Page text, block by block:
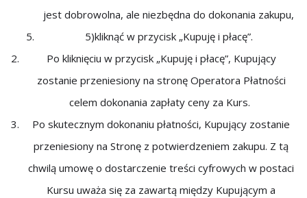
jest dobrowolna, ale niezbędna do dokonania zakupu,
5)kliknąć w przycisk „Kupuję i płacę”.
Po kliknięciu w przycisk „Kupuję i płacę”, Kupujący
zostanie przeniesiony na stronę Operatora Płatności
celem dokonania zapłaty ceny za Kurs.
Po skutecznym dokonaniu płatności, Kupujący zostanie
przeniesiony na Stronę z potwierdzeniem zakupu. Z tą
chwilą umowę o dostarczenie treści cyfrowych w postaci
Kursu uważa się za zawartą między Kupującym a